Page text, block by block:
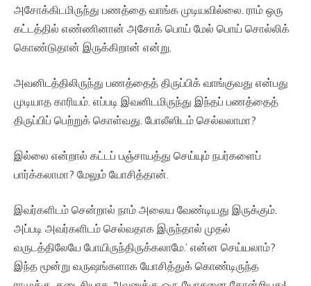
அசோக்கிடமிருந்து பணத்தை வாங்க முடியவில்லை. ராம் ஒரு
கட்டத்தில் எண்ணினான் அசோக் பொய் மேல் பொய் சொல்லிக்
கொண்டுதான் இருக்கிறான் என்று.
அவனிடத்திலிருந்து பணத்தைத் திருப்பிக் வாங்குவது என்பது
முடியாத காரியம். எப்படி இவனிடமிருந்து இந்தப் பணத்தைத்
திருப்பிப் பெற்றுக் கொள்வது. போலீஸிடம் செல்லலாமா?
இல்லை என்றால் கட்டப் பஞ்சாயத்து செய்யும் நபர்களைப்
பார்க்கலாமா? மேலும் யோசித்தான்.
இவர்களிடம் சென்றால் நாம் அலைய வேண்டியது இருக்கும்.
அப்படி அவர்களிடம் செல்வதாக இருந்தால் முதல்
வருடத்திலேயே போயிருந்திருக்கலாமே.’ என்ன செய்யலாம்?
இந்த மூன்று வருஷங்களாக யோசித்துக் கொண்டிருந்த